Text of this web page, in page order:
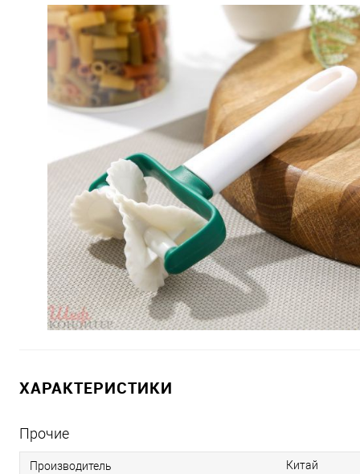
ХАРАКТЕРИСТИКИ
Прочие
Производитель Китай